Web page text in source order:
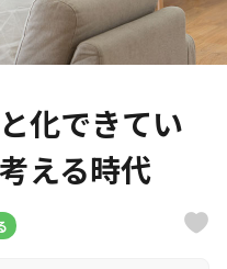
化できてい
える時代